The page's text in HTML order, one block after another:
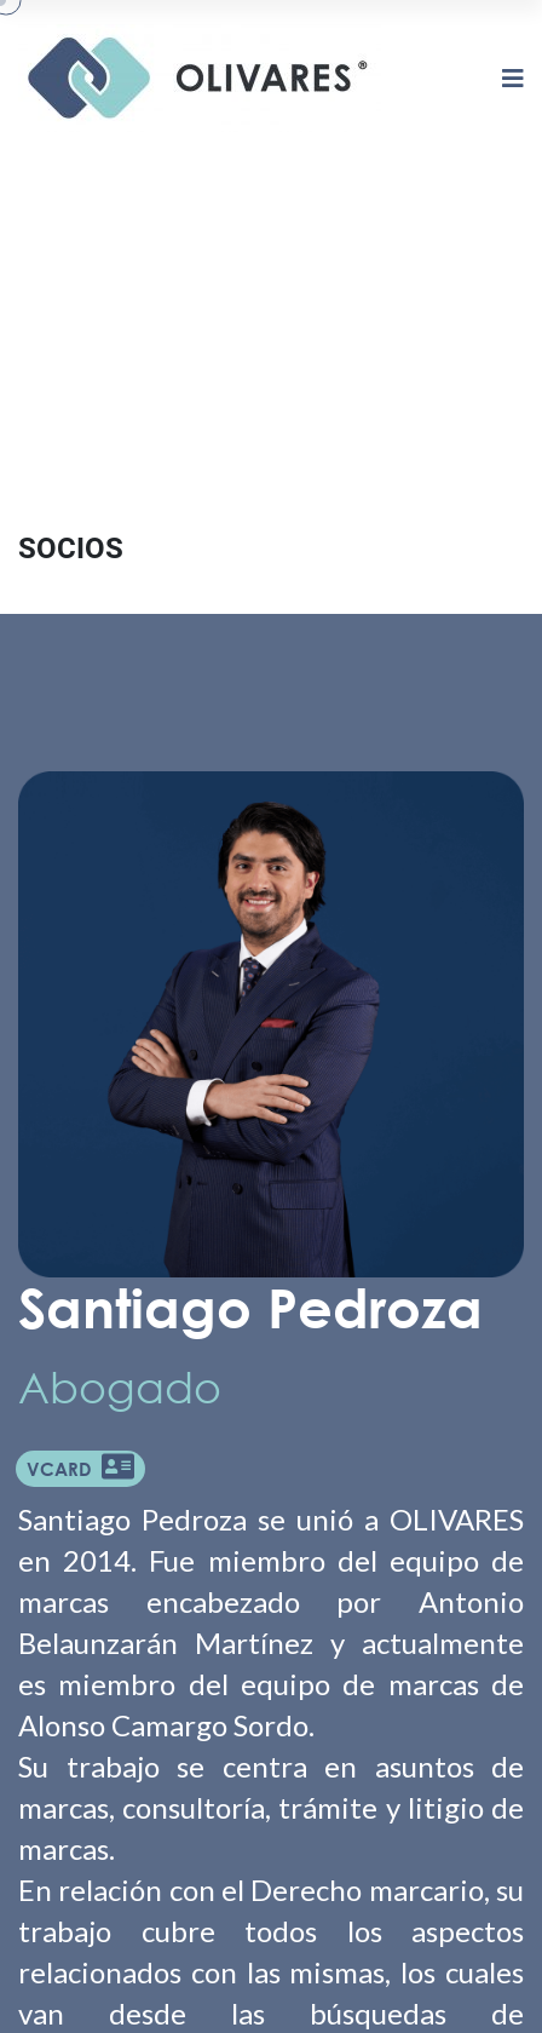
SOCIOS
Santiago Pedroza
Abogado
VCARD
Santiago Pedroza se unió a OLIVARES
en 2014. Fue miembro del equipo de
marcas encabezado por Antonio
Belaunzarán Martínez y actualmente
es miembro del equipo de marcas de
Alonso Camargo Sordo.
Su trabajo se centra en asuntos de
marcas, consultoría, trámite y litigio de
marcas.
En relación con el Derecho marcario, su
trabajo cubre todos los aspectos
relacionados con las mismas, los cuales
van desde las búsquedas de